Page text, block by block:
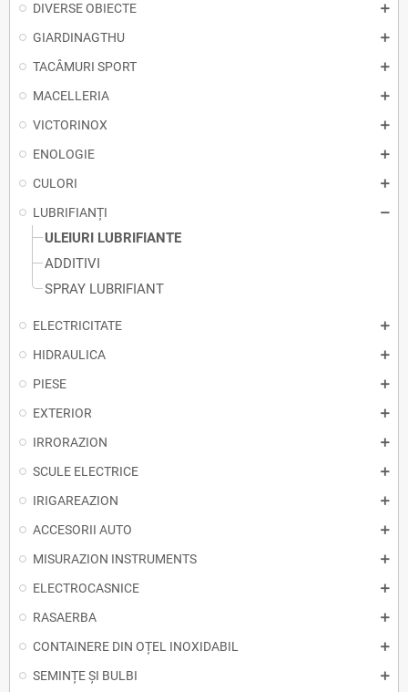
DIVERSE OBIECTE
GIARDINAGTHU
TACÂMURI SPORT
MACELLERIA
VICTORINOX
ENOLOGIE
CULORI
LUBRIFIANȚI
ULEIURI LUBRIFIANTE
ADDITIVI
SPRAY LUBRIFIANT
ELECTRICITATE
HIDRAULICA
PIESE
EXTERIOR
IRRORAZION
SCULE ELECTRICE
IRIGAREAZION
ACCESORII AUTO
MISURAZION INSTRUMENTS
ELECTROCASNICE
RASAERBA
CONTAINERE DIN OȚEL INOXIDABIL
SEMINȚE ȘI BULBI